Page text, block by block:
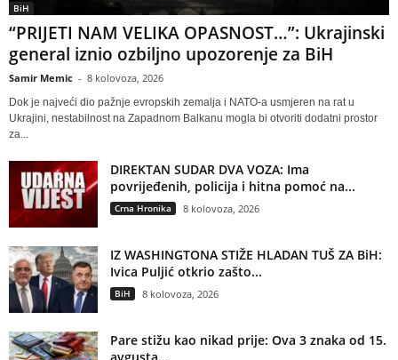
BiH
“PRIJETI NAM VELIKA OPASNOST…”: Ukrajinski
general iznio ozbiljno upozorenje za BiH
Samir Memic - 8 kolovoza, 2026
Dok je najveći dio pažnje evropskih zemalja i NATO-a usmjeren na rat u
Ukrajini, nestabilnost na Zapadnom Balkanu mogla bi otvoriti dodatni prostor
za...
DIREKTAN SUDAR DVA VOZA: Ima
povrijeđenih, policija i hitna pomoć na...
Crna Hronika 8 kolovoza, 2026
IZ WASHINGTONA STIŽE HLADAN TUŠ ZA BiH:
Ivica Puljić otkrio zašto...
BiH 8 kolovoza, 2026
Pare stižu kao nikad prije: Ova 3 znaka od 15.